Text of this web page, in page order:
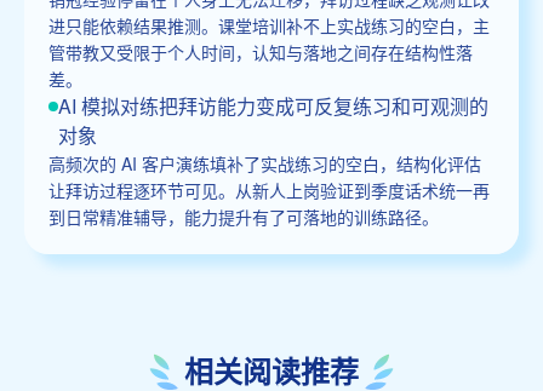
进只能依赖结果推测。课堂培训补不上实战练习的空白，主
管带教又受限于个人时间，认知与落地之间存在结构性落
差。
AI 模拟对练把拜访能力变成可反复练习和可观测的
对象
高频次的 AI 客户演练填补了实战练习的空白，结构化评估
让拜访过程逐环节可见。从新人上岗验证到季度话术统一再
到日常精准辅导，能力提升有了可落地的训练路径。
相关阅读推荐